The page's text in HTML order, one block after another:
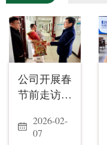
公司开展春
节前走访慰
工作2026-02-
07
“羽”你同
行，凝心聚
在 2025-11-
10